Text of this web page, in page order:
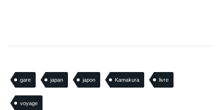
gare japan japon Kamakura livre
voyage